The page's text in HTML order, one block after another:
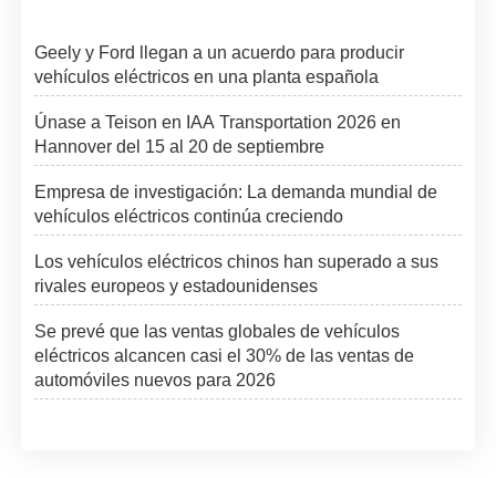
Geely y Ford llegan a un acuerdo para producir
vehículos eléctricos en una planta española
Únase a Teison en IAA Transportation 2026 en
Hannover del 15 al 20 de septiembre
Empresa de investigación: La demanda mundial de
vehículos eléctricos continúa creciendo
Los vehículos eléctricos chinos han superado a sus
rivales europeos y estadounidenses
Se prevé que las ventas globales de vehículos
eléctricos alcancen casi el 30% de las ventas de
automóviles nuevos para 2026